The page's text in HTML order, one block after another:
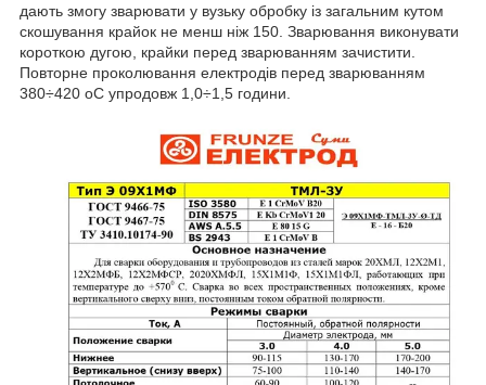
дають змогу зварювати у вузьку обробку із загальним кутом
скошування крайок не менш ніж 150. Зварювання виконувати
короткою дугою, крайки перед зварюванням зачистити.
Повторне проколювання електродів перед зварюванням
380÷420 oС упродовж 1,0÷1,5 години.